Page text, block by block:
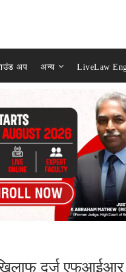
अप अन्य LiveLaw
खिलाफ दर्ज एफआईआर